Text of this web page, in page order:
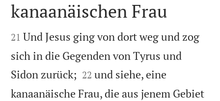

kanaanäischen Frau

21 Und Jesus ging von dort weg und zog
sich in die Gegenden von Tyrus und
Sidon zurück; 

22 und siehe, eine
kanaanäische Frau, die aus jenem Gebiet